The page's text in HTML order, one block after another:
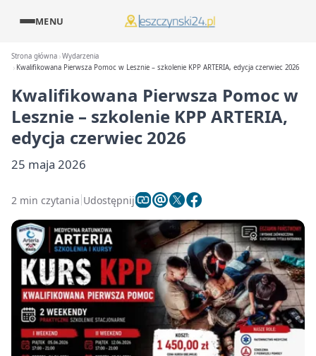
MENU
Strona główna Wydarzenia
Kwalifikowana Pierwsza Pomoc w Lesznie – szkolenie KPP ARTERIA, edycja czerwiec 2026
Kwalifikowana Pierwsza Pomoc w
Lesznie – szkolenie KPP ARTERIA,
edycja czerwiec 2026
25 maja 2026
2 min czytania Udostępnij